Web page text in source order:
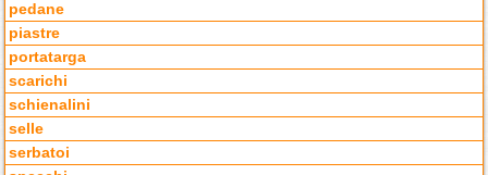
pedane
piastre
portatarga
scarichi
schienalini
selle
serbatoi